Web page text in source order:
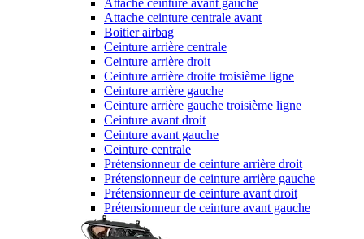
Attache ceinture avant gauche
Attache ceinture centrale avant
Boitier airbag
Ceinture arrière centrale
Ceinture arrière droit
Ceinture arrière droite troisième ligne
Ceinture arrière gauche
Ceinture arrière gauche troisième ligne
Ceinture avant droit
Ceinture avant gauche
Ceinture centrale
Prétensionneur de ceinture arrière droit
Prétensionneur de ceinture arrière gauche
Prétensionneur de ceinture avant droit
Prétensionneur de ceinture avant gauche